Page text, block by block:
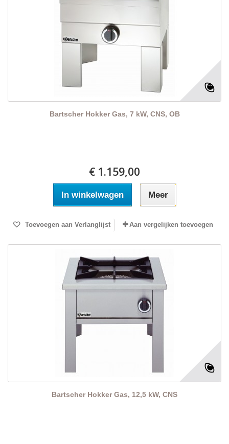
Bartscher Hokker Gas, 7 kW, CNS, OB
€ 1.159,00
In winkelwagen Meer
Toevoegen aan Verlanglijst Aan vergelijken toevoegen
Bartscher Hokker Gas, 12,5 kW, CNS